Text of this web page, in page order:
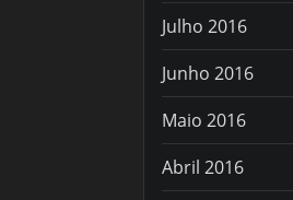
Julho 2016
Junho 2016
Maio 2016
Abril 2016